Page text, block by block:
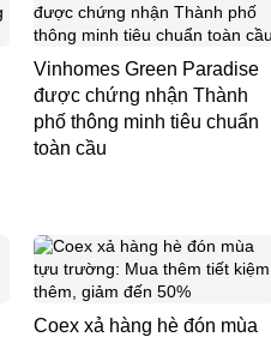
Vinhomes Green Paradise
được chứng nhận Thành
phố thông minh tiêu chuẩn
toàn cầu
Coex xả hàng hè đón mùa